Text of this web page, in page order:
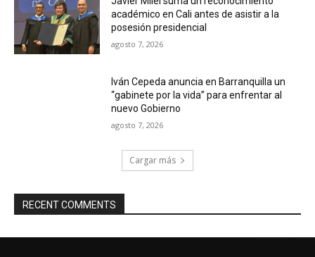
académico en Cali antes de asistir a la
posesión presidencial
agosto 7, 2026
Iván Cepeda anuncia en Barranquilla un
“gabinete por la vida” para enfrentar al
nuevo Gobierno
agosto 7, 2026
Cargar más
RECENT COMMENTS